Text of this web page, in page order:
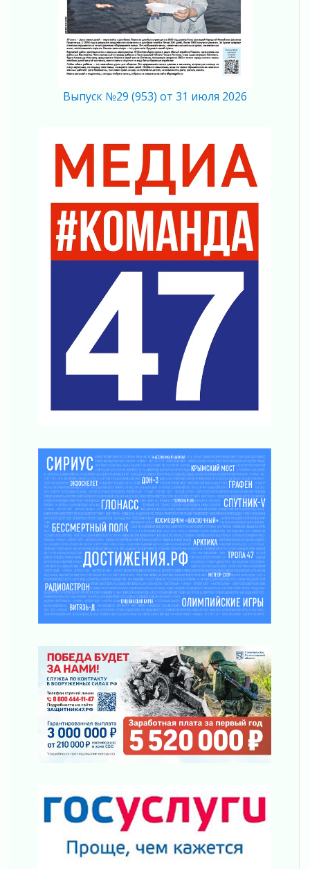
В Ивангороде назвали новых почетных
граждан Ленинградской области
02 августа 2026
Готовность №1
Километровые столбы «Дороги жизни»
Ленобласть внедрила передовую подготовку
операторов БПЛА
02 августа 2026
В Ивангороде появилась «Избушка-
воробушка»
02 августа 2026
Юхла, мука, кантеле и Водяной
01 августа 2026
Лето катится с горки
В Ленобласти открылась экспозиция к 150-
летию Билибина
01 августа 2026
Лето без гаджетов
Болезнь девственниц и вампиров
В музей всей семьёй
01 августа 2026
Без заявлений и очередей
01 августа 2026
Не женское это дело...уверены?
01 августа 2026
Все силы в кулак
01 августа 2026
Айда на пляж!
01 августа 2026
Один в поле — не воин
Пик топливного кризиса в регионе прошёл
31 июля 2026
О мужестве, долге и стойкости
31 июля 2026
Ленинградцы — бойцам «Барс-Ленинградец»
31 июля 2026
Маршрутами будущего — к заветной цели
31 июля 2026
Правила для жизни
С рабочим визитом
Выпуск №29 (953) от 31 июля 2026